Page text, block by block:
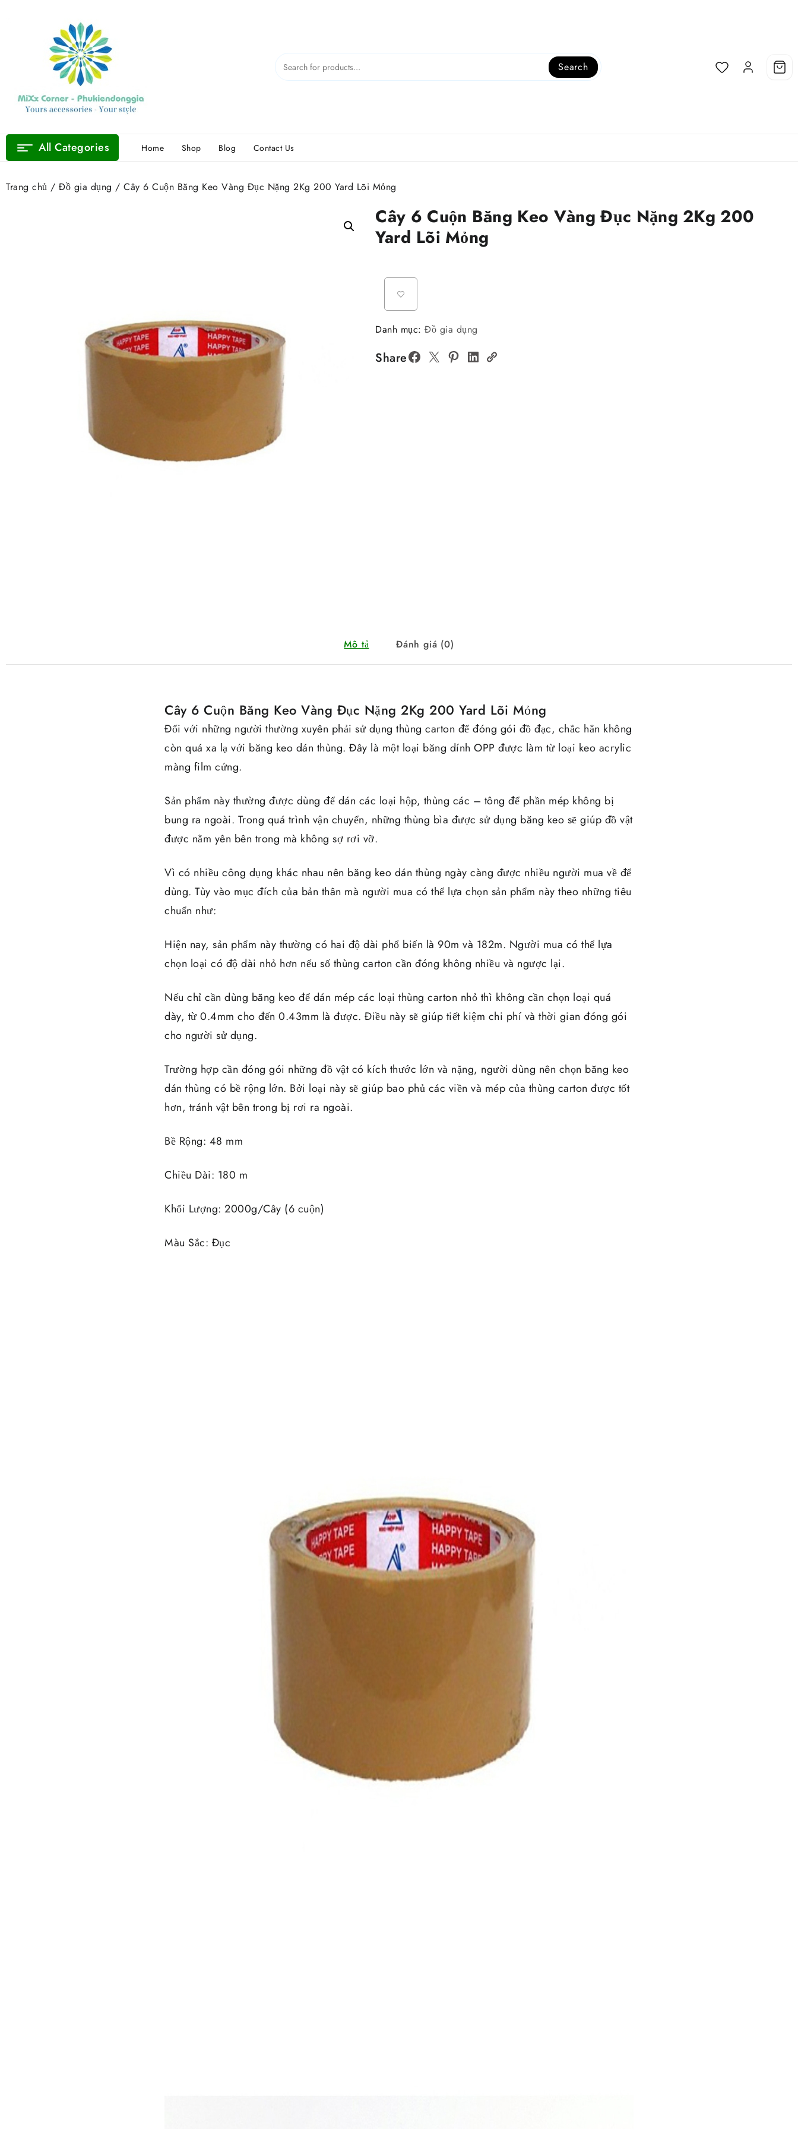
Search
All Categories Home Shop Blog Contact Us
Trang chủ / Đồ gia dụng / Cây 6 Cuộn Băng Keo Vàng Đục Nặng 2Kg 200 Yard Lõi Mỏng
Cây 6 Cuộn Băng Keo Vàng Đục Nặng 2Kg 200
Yard Lõi Mỏng
Danh mục:Đồ gia dụng
Share
Mô tả Đánh giá (0)
Cây 6 Cuộn Băng Keo Vàng Đục Nặng 2Kg 200 Yard Lõi Mỏng
Đối với những người thường xuyên phải sử dụng thùng carton để đóng gói đồ đạc, chắc hẳn không
còn quá xa lạ với băng keo dán thùng. Đây là một loại băng dính OPP được làm từ loại keo acrylic
màng film cứng.
Sản phẩm này thường được dùng để dán các loại hộp, thùng các – tông để phần mép không bị
bung ra ngoài. Trong quá trình vận chuyển, những thùng bìa được sử dụng băng keo sẽ giúp đồ vật
được nằm yên bên trong mà không sợ rơi vỡ.
Vì có nhiều công dụng khác nhau nên băng keo dán thùng ngày càng được nhiều người mua về để
dùng. Tùy vào mục đích của bản thân mà người mua có thể lựa chọn sản phẩm này theo những tiêu
chuẩn như:
Hiện nay, sản phẩm này thường có hai độ dài phổ biến là 90m và 182m. Người mua có thể lựa
chọn loại có độ dài nhỏ hơn nếu số thùng carton cần đóng không nhiều và ngược lại.
Nếu chỉ cần dùng băng keo để dán mép các loại thùng carton nhỏ thì không cần chọn loại quá
dày, từ 0.4mm cho đến 0.43mm là được. Điều này sẽ giúp tiết kiệm chi phí và thời gian đóng gói
cho người sử dụng.
Trường hợp cần đóng gói những đồ vật có kích thước lớn và nặng, người dùng nên chọn băng keo
dán thùng có bề rộng lớn. Bởi loại này sẽ giúp bao phủ các viền và mép của thùng carton được tốt
hơn, tránh vật bên trong bị rơi ra ngoài.
Bề Rộng: 48 mm
Chiều Dài: 180 m
Khối Lượng: 2000g/Cây (6 cuộn)
Màu Sắc: Đục